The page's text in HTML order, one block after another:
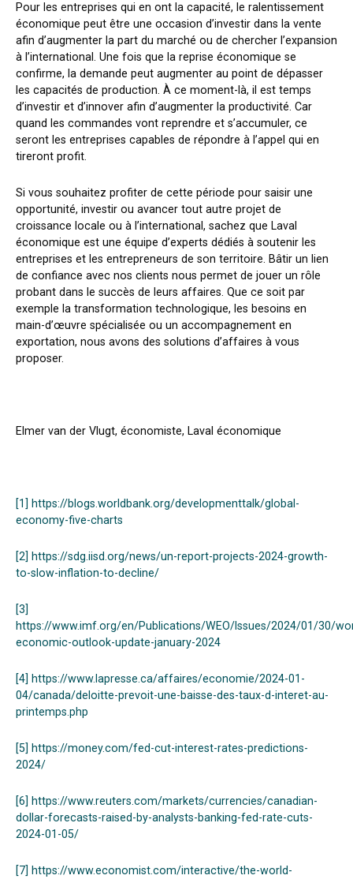
Pour les entreprises qui en ont la capacité, le ralentissement
économique peut être une occasion d’investir dans la vente
afin d’augmenter la part du marché ou de chercher l’expansion
à l’international. Une fois que la reprise économique se
confirme, la demande peut augmenter au point de dépasser
les capacités de production. À ce moment-là, il est temps
d’investir et d’innover afin d’augmenter la productivité. Car
quand les commandes vont reprendre et s’accumuler, ce
seront les entreprises capables de répondre à l’appel qui en
tireront profit.
Si vous souhaitez profiter de cette période pour saisir une
opportunité, investir ou avancer tout autre projet de
croissance locale ou à l’international, sachez que Laval
économique est une équipe d’experts dédiés à soutenir les
entreprises et les entrepreneurs de son territoire. Bâtir un lien
de confiance avec nos clients nous permet de jouer un rôle
probant dans le succès de leurs affaires. Que ce soit par
exemple la transformation technologique, les besoins en
main-d’œuvre spécialisée ou un accompagnement en
exportation, nous avons des solutions d’affaires à vous
proposer.
Elmer van der Vlugt, économiste, Laval économique
[1] https://blogs.worldbank.org/developmenttalk/global-
economy-five-charts
[2] https://sdg.iisd.org/news/un-report-projects-2024-growth-
to-slow-inflation-to-decline/
[3]
https://www.imf.org/en/Publications/WEO/Issues/2024/01/30/
economic-outlook-update-january-2024
[4] https://www.lapresse.ca/affaires/economie/2024-01-
04/canada/deloitte-prevoit-une-baisse-des-taux-d-interet-au-
printemps.php
[5] https://money.com/fed-cut-interest-rates-predictions-
2024/
[6] https://www.reuters.com/markets/currencies/canadian-
dollar-forecasts-raised-by-analysts-banking-fed-rate-cuts-
2024-01-05/
[7] https://www.economist.com/interactive/the-world-